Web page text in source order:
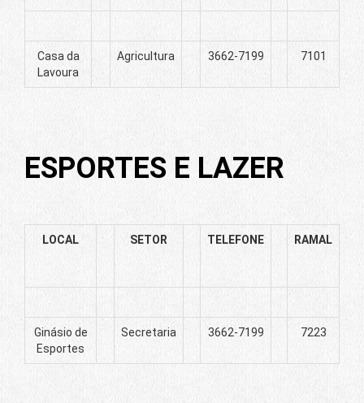
Casa da
Lavoura
Agricultura 3662-7199 7101
ESPORTES E LAZER
LOCAL SETOR TELEFONE RAMAL
Ginásio de
Esportes
Secretaria 3662-7199 7223